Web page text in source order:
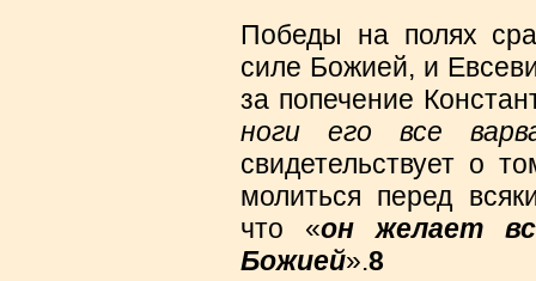
Победы на полях
силе Божией, и
за попечение
ноги его все
свидетельствует о
молиться перед
что «он желает
Божией».8